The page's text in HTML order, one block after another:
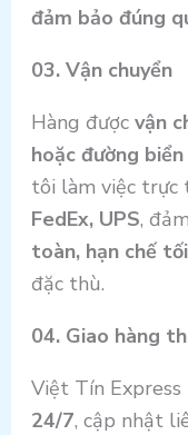
đảm bảo đúng
03. Vận chuyển
Hàng được vận
hoặc đường biển
tôi làm việc trực
FedEx, UPS,
toàn, hạn chế
đặc thù.
04. Giao hàng
Việt Tín Express
24/7, cập nhật